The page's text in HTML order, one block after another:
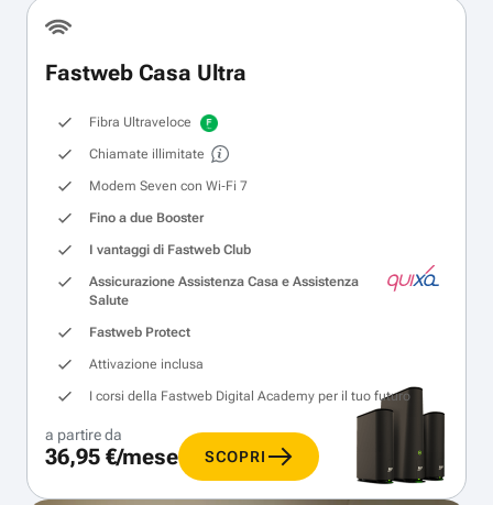
Fastweb Casa Ultra
Fibra Ultraveloce
Chiamate illimitate
Modem Seven con Wi‑Fi 7
Fino a due Booster
I vantaggi di Fastweb Club
Assicurazione Assistenza Casa e Assistenza
Salute
Fastweb Protect
Attivazione inclusa
I corsi della Fastweb Digital Academy per il tuo futuro
a partire da
36,95 €/mese SCOPRI